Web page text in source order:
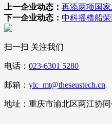
上一企业动态： 再添两项国
下一企业动态： 中科摇橹船
扫一扫 关注我们
电话： 023-6301 5280
邮箱： ylc_mt@theseustech.cn
地址：重庆市渝北区两江协